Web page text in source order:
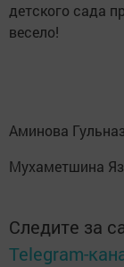
детского сада
весело!
Аминова
Мухаметшина
Следите за
Telegram-